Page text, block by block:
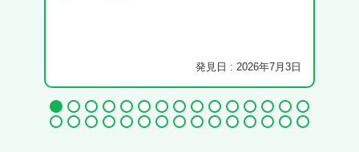
発見日 : 2026年7月3日